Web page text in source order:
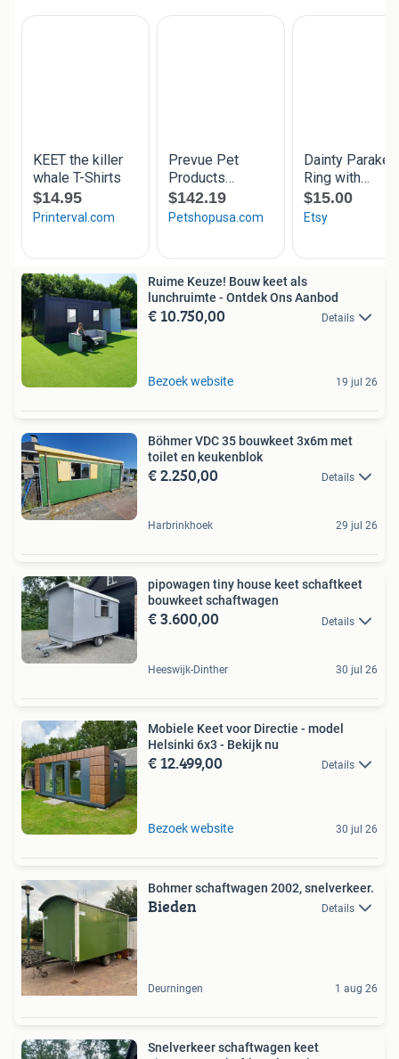
Ruime Keuze! Bouw keet als
lunchruimte - Ontdek Ons Aanbod
€ 10.750,00 Details
Bezoek website 19 jul 26
Böhmer VDC 35 bouwkeet 3x6m met
toilet en keukenblok
€ 2.250,00 Details
Harbrinkhoek 29 jul 26
pipowagen tiny house keet schaftkeet
bouwkeet schaftwagen
€ 3.600,00 Details
Heeswijk-Dinther 30 jul 26
Mobiele Keet voor Directie - model
Helsinki 6x3 - Bekijk nu
€ 12.499,00 Details
Bezoek website 30 jul 26
Bohmer schaftwagen 2002, snelverkeer.
Bieden Details
Deurningen 1 aug 26
Snelverkeer schaftwagen keet